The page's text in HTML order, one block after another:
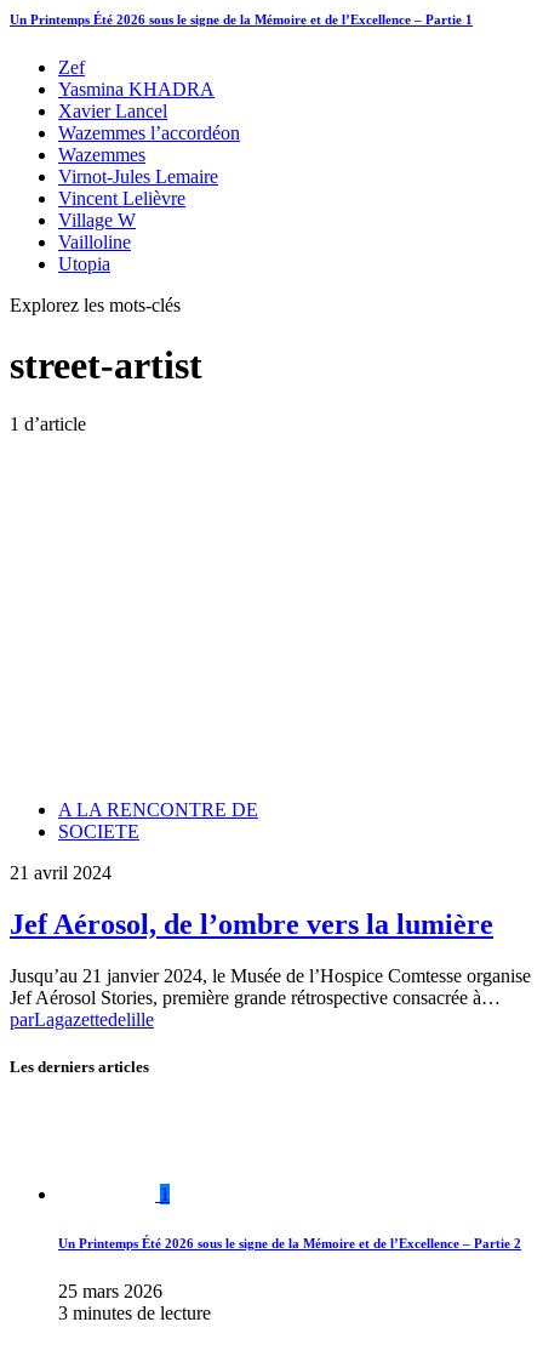
Un Printemps Été 2026 sous le signe de la Mémoire et de l’Excellence – Partie 1
Zef
Yasmina KHADRA
Xavier Lancel
Wazemmes l’accordéon
Wazemmes
Virnot-Jules Lemaire
Vincent Lelièvre
Village W
Vailloline
Utopia
Explorez les mots-clés
street-artist
1 d’article
A LA RENCONTRE DE
SOCIETE
21 avril 2024
Jef Aérosol, de l’ombre vers la lumière
Jusqu’au 21 janvier 2024, le Musée de l’Hospice Comtesse organise
Jef Aérosol Stories, première grande rétrospective consacrée à…
parLagazettedelille
Les derniers articles
1
Un Printemps Été 2026 sous le signe de la Mémoire et de l’Excellence – Partie 2
25 mars 2026
3 minutes de lecture